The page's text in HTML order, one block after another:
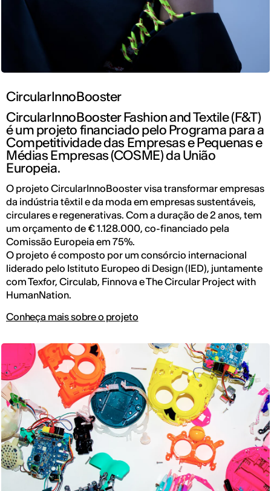
CircularInnoBooster
CircularInnoBooster Fashion and Textile (F&T)
é um projeto financiado pelo Programa para a
Competitividade das Empresas e Pequenas e
Médias Empresas (COSME) da União
Europeia.
O projeto CircularInnoBooster visa transformar empresas
da indústria têxtil e da moda em empresas sustentáveis,
circulares e regenerativas. Com a duração de 2 anos, tem
um orçamento de € 1.128.000, co-financiado pela
Comissão Europeia em 75%.
O projeto é composto por um consórcio internacional
liderado pelo Istituto Europeo di Design (IED), juntamente
com Texfor, Circulab, Finnova e The Circular Project with
HumanNation.
Conheça mais sobre o projeto